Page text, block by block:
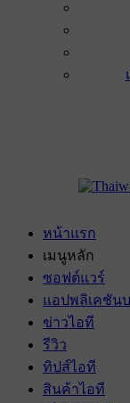
หน้าแรก
เมนูหลัก
ซอฟต์แวร์
แอปพลิเคชัน
ข่าวไอที
รีวิว
ทิปส์ไอที
สินค้าไอที